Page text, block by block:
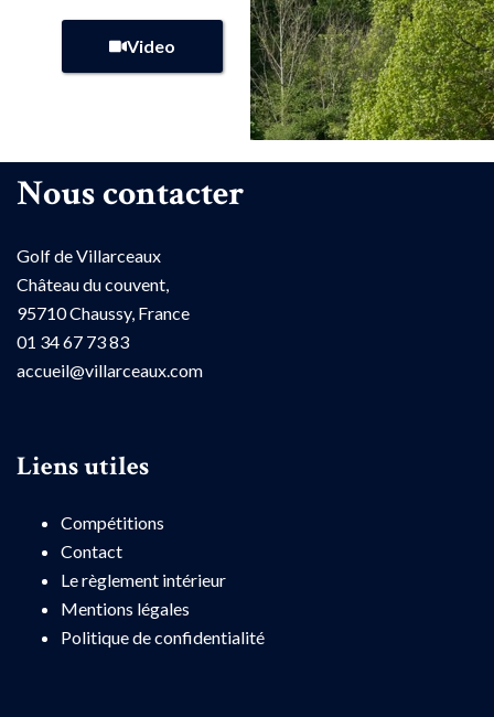
Video
Nous contacter
Golf de Villarceaux
Château du couvent,
95710 Chaussy, France
01 34 67 73 83
accueil@villarceaux.com
Liens utiles
Compétitions
Contact
Le règlement intérieur
Mentions légales
Politique de confidentialité